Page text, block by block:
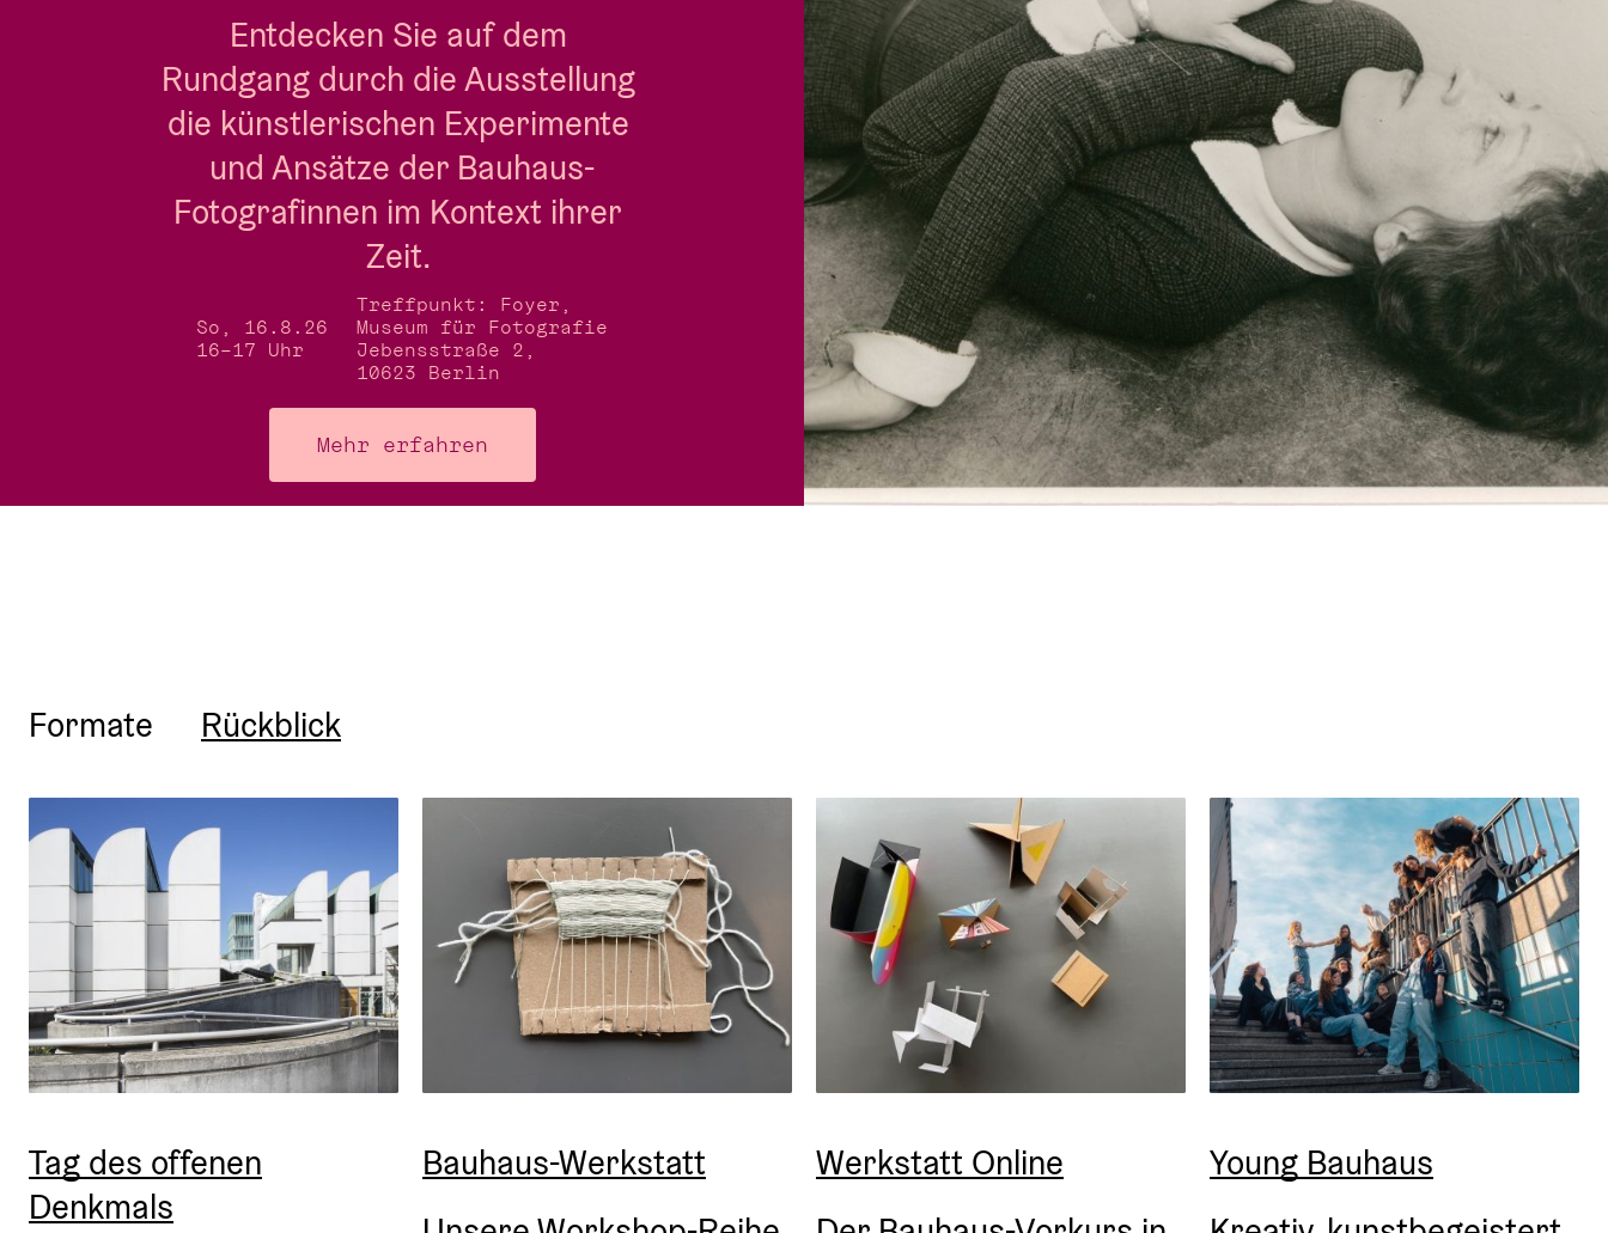
Entdecken Sie auf dem
Rundgang durch die Ausstellung
die künstlerischen Experimente
und Ansätze der Bauhaus-
Fotografinnen im Kontext ihrer
Zeit.
So, 16.8.26
16–17 Uhr
Treffpunkt: Foyer,
Museum für Fotografie
Jebensstraße 2,
10623 Berlin
Mehr erfahren
Formate Rückblick
Tag des offenen
Denkmals
Bauhaus-Werkstatt
Werkstatt Online
Young Bauhaus